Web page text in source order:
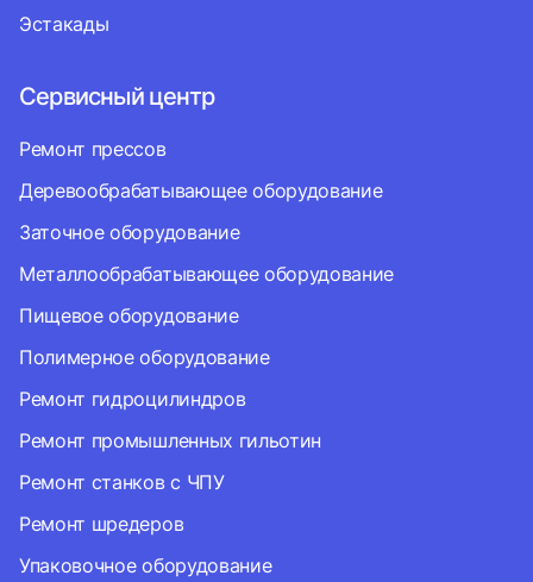
Эстакады
Сервисный центр
Ремонт прессов
Деревообрабатывающее оборудование
Заточное оборудование
Металлообрабатывающее оборудование
Пищевое оборудование
Полимерное оборудование
Ремонт гидроцилиндров
Ремонт промышленных гильотин
Ремонт станков с ЧПУ
Ремонт шредеров
Упаковочное оборудование